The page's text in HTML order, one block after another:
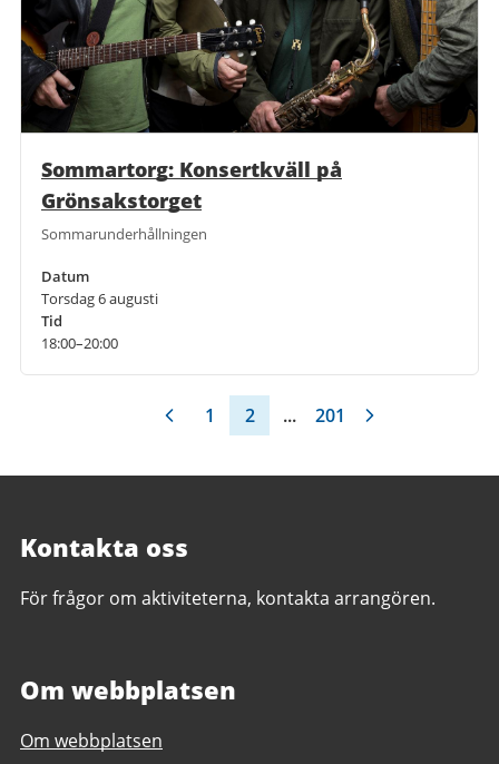
Sommartorg: Konsertkväll på
Grönsakstorget
Sommarunderhållningen
Datum
Torsdag 6 augusti
Tid
18:00–20:00
1 2 ... 201
Kontakta oss
För frågor om aktiviteterna, kontakta arrangören.
Om webbplatsen
Om webbplatsen